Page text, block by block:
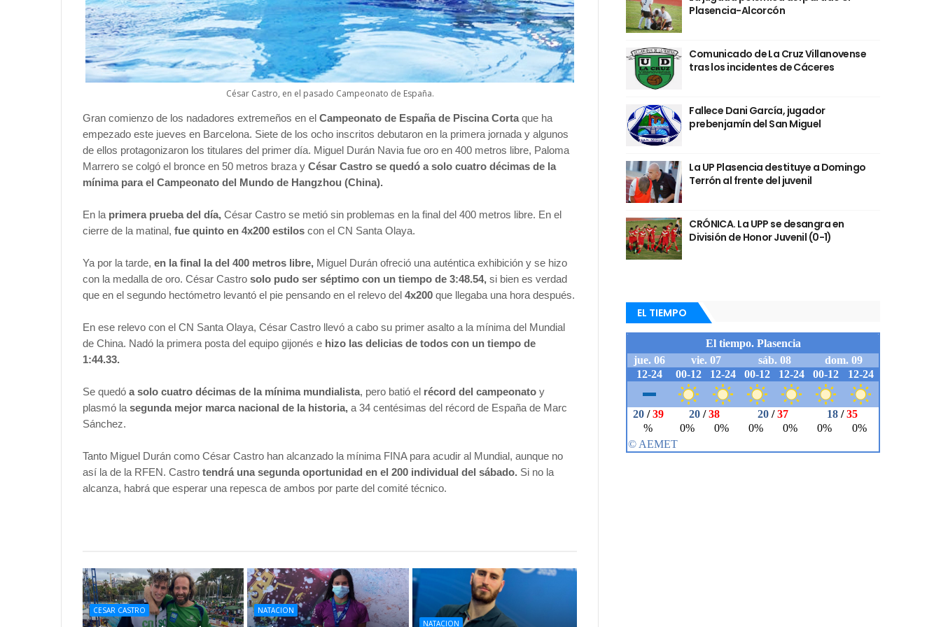
César Castro, en el pasado Campeonato de España.
Gran comienzo de los nadadores extremeños en el Campeonato de España de Piscina Cortaque ha
empezado este jueves en Barcelona. Siete de los ocho inscritos debutaron en la primera jornada y algunos
de ellos protagonizaron los titulares del primer día. Miguel Durán Navia fue oro en 400 metros libre, Paloma
Marrero se colgó el bronce en 50 metros braza y César Castro se quedó a solo cuatro décimas de la
mínima para el Campeonato del Mundo de Hangzhou (China).
En la primera prueba del día, César Castro se metió sin problemas en la final del 400 metros libre. En el
cierre de la matinal, fue quinto en 4x200 estilos con el CN Santa Olaya.
Ya por la tarde, en la final la del 400 metros libre, Miguel Durán ofreció una auténtica exhibición y se hizo
con la medalla de oro. César Castro solo pudo ser séptimo con un tiempo de 3:48.54, si bien es verdad
que en el segundo hectómetro levantó el pie pensando en el relevo del 4x200 que llegaba una hora después.
En ese relevo con el CN Santa Olaya, César Castro llevó a cabo su primer asalto a la mínima del Mundial
de China. Nadó la primera posta del equipo gijonés e hizo las delicias de todos con un tiempo de
1:44.33.
Se quedó a solo cuatro décimas de la mínima mundialista, pero batió el récord del campeonato y
plasmó la segunda mejor marca nacional de la historia, a 34 centésimas del récord de España de Marc
Sánchez.
Tanto Miguel Durán como César Castro han alcanzado la mínima FINA para acudir al Mundial, aunque no
así la de la RFEN. Castro tendrá una segunda oportunidad en el 200 individual del sábado. Si no la
alcanza, habrá que esperar una repesca de ambos por parte del comité técnico.
CESAR CASTRO NATACION
NATACION
Plasencia-Alcorcón
Comunicado de La Cruz Villanovense
tras los incidentes de Cáceres
Fallece Dani García, jugador
prebenjamín del San Miguel
La UP Plasencia destituye a Domingo
Terrón al frente del juvenil
CRÓNICA. La UPP se desangra en
División de Honor Juvenil (0-1)
EL TIEMPO